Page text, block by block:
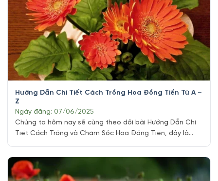
Hướng Dẫn Chi Tiết Cách Trồng Hoa Đồng Tiền Từ A –
Z
Ngày đăng: 07/06/2025
Chúng ta hôm nay sẽ cùng theo dõi bài Hướng Dẫn Chi
Tiết Cách Trồng và Chăm Sóc Hoa Đồng Tiền, đây là
cúc đồng tiền. Với vẻ ngoài rực rỡ nhiều cánh hoa đan
xen và ý nghĩa tươi sáng, hoa đồng [...]